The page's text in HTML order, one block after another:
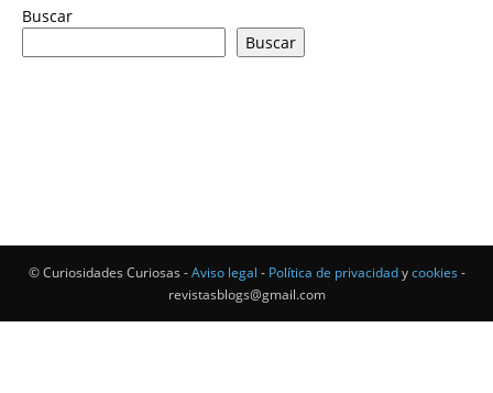
Buscar
Buscar
© Curiosidades Curiosas -Aviso legal - Política de privacidadycookies -
revistasblogs@gmail.com